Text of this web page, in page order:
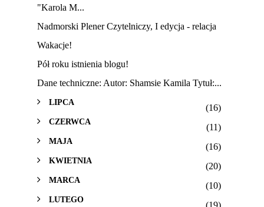
"Karola M...
Nadmorski Plener Czytelniczy, I edycja - relacja
Wakacje!
Pół roku istnienia blogu!
Dane techniczne: Autor: Shamsie Kamila Tytuł:...
LIPCA
(16)
CZERWCA
(11)
MAJA
(16)
KWIETNIA
(20)
MARCA
(10)
LUTEGO
(19)